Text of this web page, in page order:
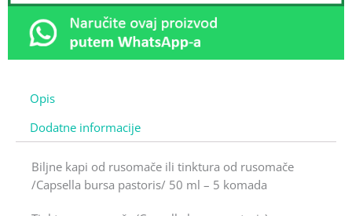
Opis
Dodatne informacije
Biljne kapi od rusomače ili tinktura od rusomače
/Capsella bursa pastoris/ 50 ml – 5 komada